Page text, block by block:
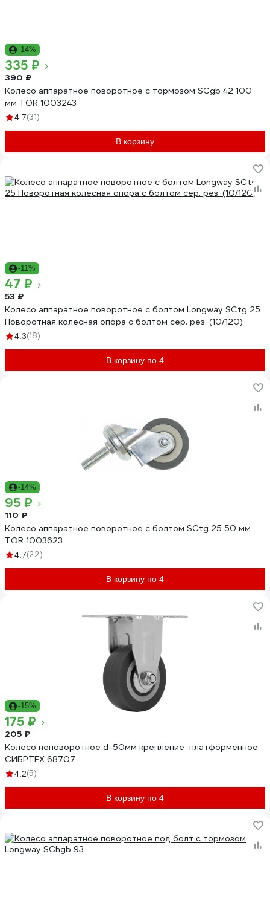
-14%
335 ₽
390 ₽
Колесо аппаратное поворотное с тормозом SCgb 42 100
мм TOR 1003243
4.7(31)
В корзину
-11%
47 ₽
53 ₽
Колесо аппаратное поворотное с болтом Longway SCtg 25
Поворотная колесная опора с болтом сер. рез. (10/120)
4.3(18)
В корзину по 4
-14%
95 ₽
110 ₽
Колесо аппаратное поворотное с болтом SCtg 25 50 мм
TOR 1003623
4.7(22)
В корзину по 4
-15%
175 ₽
205 ₽
Колесо неповоротное d-50мм крепление платформенное
СИБРТЕХ 68707
4.2(5)
В корзину по 4